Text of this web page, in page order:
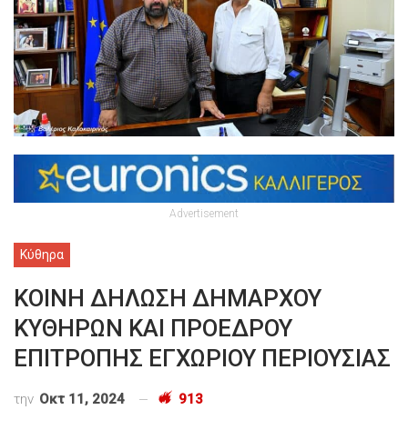
Advertisement
Κύθηρα
ΚΟΙΝΗ ΔΗΛΩΣΗ ΔΗΜΑΡΧΟΥ
ΚΥΘΗΡΩΝ ΚΑΙ ΠΡΟΕΔΡΟΥ
ΕΠΙΤΡΟΠΗΣ ΕΓΧΩΡΙΟΥ ΠΕΡΙΟΥΣΙΑΣ
την Οκτ 11, 2024 913